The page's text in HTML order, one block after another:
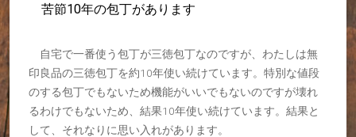
苦節10年の包丁があります
自宅で一番使う包丁が三徳包丁なのですが、わたしは無
印良品の三徳包丁を約10年使い続けています。特別な値段
のする包丁でもないため機能がいいでもないのですが壊れ
るわけでもないため、結果10年使い続けています。結果と
して、それなりに思い入れがあります。